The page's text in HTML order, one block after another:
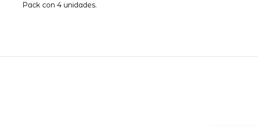
Pack con 4 unidades.